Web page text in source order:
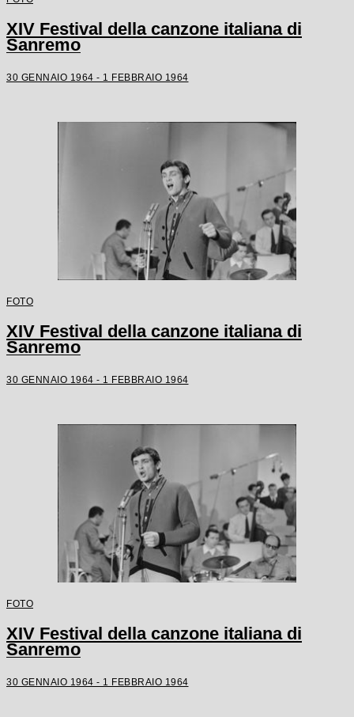
XIV Festival della canzone italiana di
Sanremo
30 GENNAIO 1964 - 1 FEBBRAIO 1964
FOTO
XIV Festival della canzone italiana di
Sanremo
30 GENNAIO 1964 - 1 FEBBRAIO 1964
FOTO
XIV Festival della canzone italiana di
Sanremo
30 GENNAIO 1964 - 1 FEBBRAIO 1964